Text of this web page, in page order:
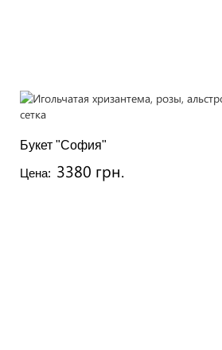
Букет "София"
Цена: 3380 грн.